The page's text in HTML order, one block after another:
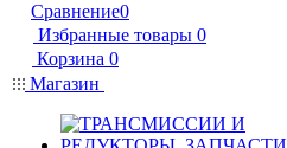
Сравнение0
Избранные товары 0
Корзина 0
Магазин